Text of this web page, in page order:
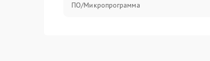
ПО/Микропрограмма